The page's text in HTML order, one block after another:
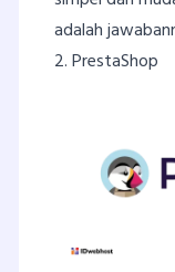
adalah
2. PrestaShop